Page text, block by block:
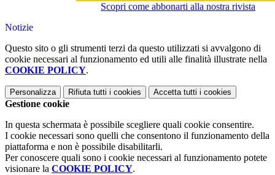
Scopri come abbonarti alla nostra rivista
Notizie
Questo sito o gli strumenti terzi da questo utilizzati si avvalgono di
cookie necessari al funzionamento ed utili alle finalità illustrate nella
COOKIE POLICY.
Personalizza Rifiuta tutti i cookies Accetta tutti i cookies
Gestione cookie
In questa schermata è possibile scegliere quali cookie consentire.
I cookie necessari sono quelli che consentono il funzionamento della
piattaforma e non è possibile disabilitarli.
Per conoscere quali sono i cookie necessari al funzionamento potete
visionare la COOKIE POLICY.